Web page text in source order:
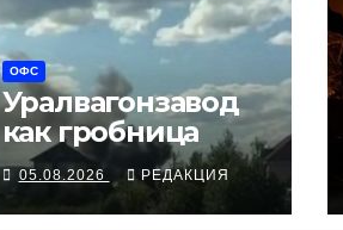
ОФС
Уралвагонзавод
как гробница
05.08.2026 РЕДАКЦИЯ